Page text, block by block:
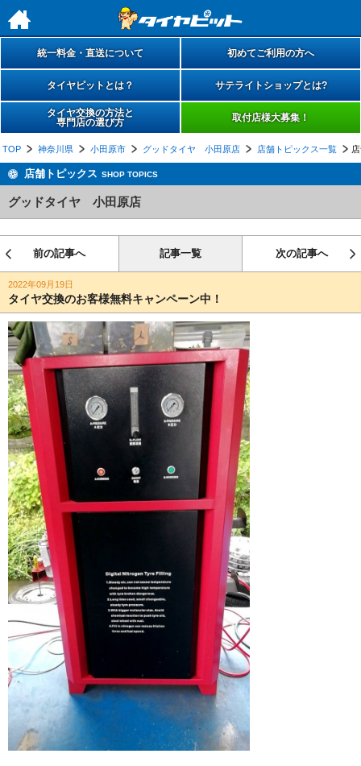
h
統一料金・直送について 初めてご利用の方へ
タイヤピットとは？ サテライトショップとは?
タイヤ交換の方法と
専門店の選び方
取付店様大募集！
TOP 神奈川県 小田原市 グッドタイヤ 小田原店 店舗トピックス一覧
店舗トピックス SHOP TOPICS
グッドタイヤ 小田原店
前の記事へ 記事一覧 次の記事へ
2022年09月19日
タイヤ交換のお客様無料キャンペーン中！